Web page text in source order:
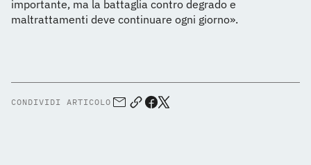
importante, ma la battaglia contro degrado e
maltrattamenti deve continuare ogni giorno».
CONDIVIDI ARTICOLO